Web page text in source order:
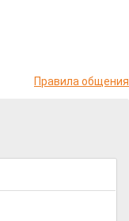
Правила общения